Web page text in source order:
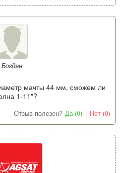
Богдан
мачты 44 мм, сможем ли
1-11"?
Отзыв полезен? Да (0) | Нет (0)